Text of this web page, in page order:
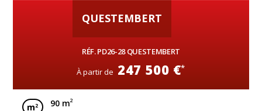
QUESTEMBERT
RÉF. PD26-28 QUESTEMBERT
À partir de 247 500 €*
90 m2